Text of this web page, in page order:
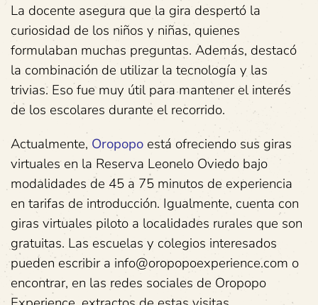
La docente asegura que la gira despertó la
curiosidad de los niños y niñas, quienes
formulaban muchas preguntas. Además, destacó
la combinación de utilizar la tecnología y las
trivias. Eso fue muy útil para mantener el interés
de los escolares durante el recorrido.
Actualmente, Oropopo está ofreciendo sus giras
virtuales en la Reserva Leonelo Oviedo bajo
modalidades de 45 a 75 minutos de experiencia
en tarifas de introducción. Igualmente, cuenta con
giras virtuales piloto a localidades rurales que son
gratuitas. Las escuelas y colegios interesados
pueden escribir a info@oropopoexperience.com o
encontrar, en las redes sociales de Oropopo